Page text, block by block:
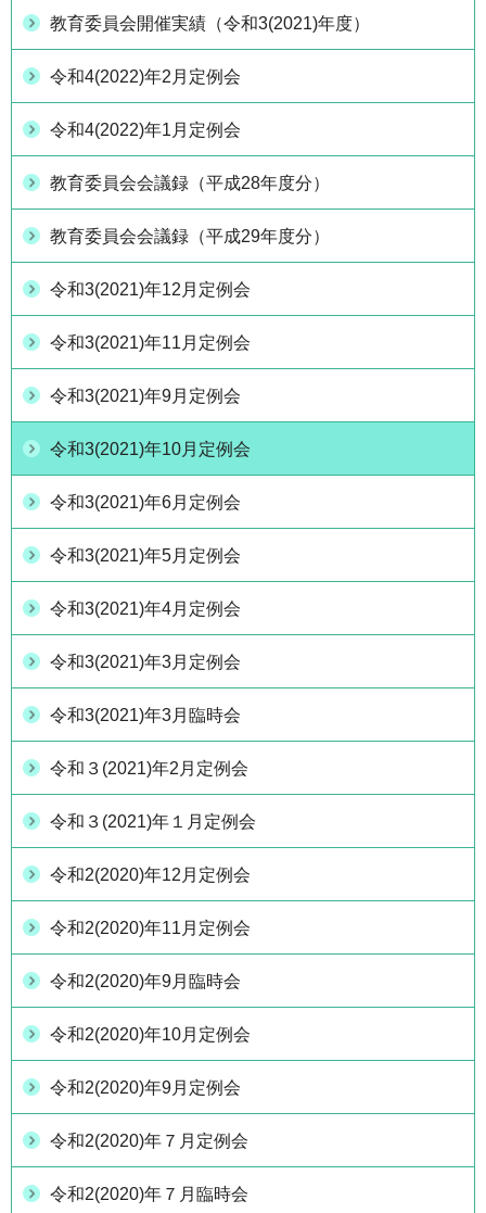
教育委員会開催実績（令和3(2021)年度）
令和4(2022)年2月定例会
令和4(2022)年1月定例会
教育委員会会議録（平成28年度分）
教育委員会会議録（平成29年度分）
令和3(2021)年12月定例会
令和3(2021)年11月定例会
令和3(2021)年9月定例会
令和3(2021)年10月定例会
令和3(2021)年6月定例会
令和3(2021)年5月定例会
令和3(2021)年4月定例会
令和3(2021)年3月定例会
令和3(2021)年3月臨時会
令和３(2021)年2月定例会
令和３(2021)年１月定例会
令和2(2020)年12月定例会
令和2(2020)年11月定例会
令和2(2020)年9月臨時会
令和2(2020)年10月定例会
令和2(2020)年9月定例会
令和2(2020)年７月定例会
令和2(2020)年７月臨時会